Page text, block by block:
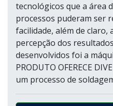
tecnológicos que a área
processos puderam ser
facilidade, além de claro,
percepção dos
desenvolvidos foi a
PRODUTO OFERECE
um processo de